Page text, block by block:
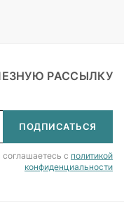
РАССЫЛКУ
ПОДПИСАТЬСЯ
с политикой
конфиденциальности